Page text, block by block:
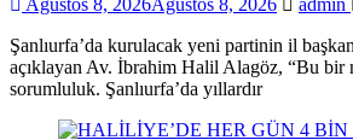
Ağustos 8, 2026Ağustos 8, 2026 admin
Şanlıurfa’da kurulacak yeni partinin il
açıklayan Av. İbrahim Halil Alagöz, “Bu bir
sorumluluk. Şanlıurfa’da yıllardır